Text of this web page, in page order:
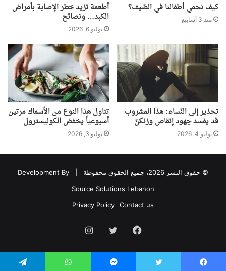
كيف نحمي أطفالنا في الصّيف؟
منذ 3 أسابيع
أطعمة تزيد خطر الإصابة بأمراض
الكبد… ونصائح
يوليو 6, 2026
تحذير إلى النّساء: هذا المشروب
قد يفسد جهود إنقاص وزنكنّ
يوليو 4, 2026
تناول هذا النوع من الأسماك مرتين
أسبوعياً يخفض الكوليسترول
يوليو 3, 2026
© حقوق النشر 2026، جميع الحقوق محفوظة |
Development By
Source Solutions Lebanon
Contact us
Privacy Policy
فيسبوك تويتر انستقرام